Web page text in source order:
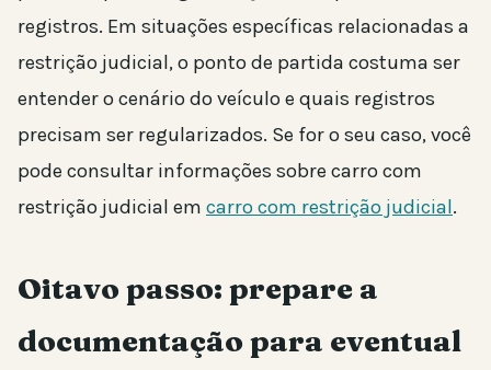
registros. Em situações específicas relacionadas a
restrição judicial, o ponto de partida costuma ser
entender o cenário do veículo e quais registros
precisam ser regularizados. Se for o seu caso, você
pode consultar informações sobre carro com
restrição judicial em carro com restrição judicial.
Oitavo passo: prepare a
documentação para eventual